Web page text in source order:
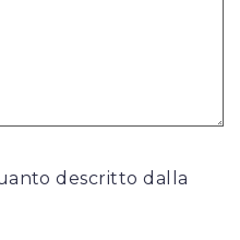
descritto dalla